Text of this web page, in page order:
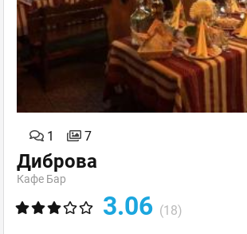
1 7
Диброва
Кафе Бар
3.06 (18)